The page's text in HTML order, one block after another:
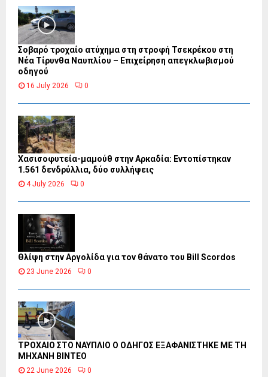
Σοβαρό τροχαίο ατύχημα στη στροφή Τσεκρέκου στη
Νέα Τίρυνθα Ναυπλίου – Επιχείρηση απεγκλωβισμού
οδηγού
16 July 2026 0
Χασισοφυτεία-μαμούθ στην Αρκαδία: Εντοπίστηκαν
1.561 δενδρύλλια, δύο συλλήψεις
4 July 2026 0
Θλίψη στην Αργολίδα για τον θάνατο του Bill Scordos
23 June 2026 0
ΤΡΟΧΑΙΟ ΣΤΟ ΝΑΥΠΛΙΟ Ο ΟΔΗΓΟΣ ΕΞΑΦΑΝΙΣΤΗΚΕ ΜΕ ΤΗ
ΜΗΧΑΝΗ ΒΙΝΤΕΟ
22 June 2026 0